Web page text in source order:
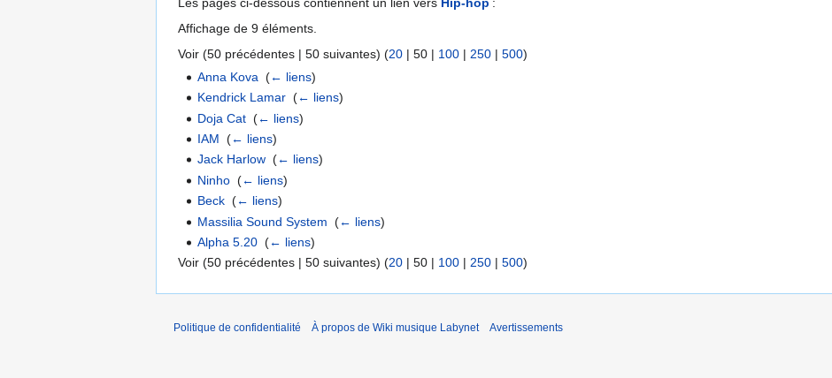
Affichage de 9 éléments.
Voir (50 précédentes | 50 suivantes) (20 | 50 | 100 | 250 | 500)
Anna Kova ‎(← liens)
Kendrick Lamar ‎(← liens)
Doja Cat ‎(← liens)
IAM ‎(← liens)
Jack Harlow ‎(← liens)
Ninho ‎(← liens)
Beck ‎(← liens)
Massilia Sound System ‎(← liens)
Alpha 5.20 ‎(← liens)
Voir (50 précédentes | 50 suivantes) (20 | 50 | 100 | 250 | 500)
Politique de confidentialité À propos de Wiki musique Labynet Avertissements